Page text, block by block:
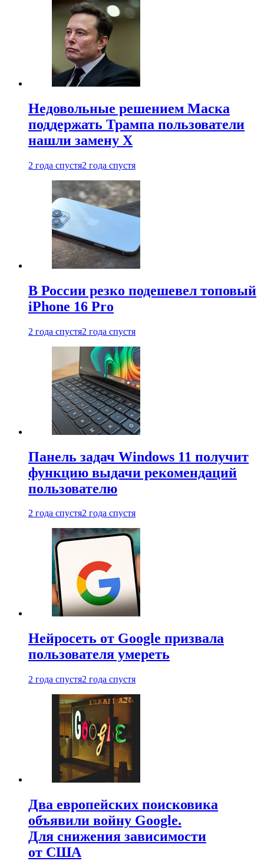
Недовольные решением Маска
поддержать Трампа пользователи
нашли замену X
2 года спустя2 года спустя
В России резко подешевел топовый
iPhone 16 Pro
2 года спустя2 года спустя
Панель задач Windows 11 получит
функцию выдачи рекомендаций
пользователю
2 года спустя2 года спустя
Нейросеть от Google призвала
пользователя умереть
2 года спустя2 года спустя
Два европейских поисковика
объявили войну Google.
Для снижения зависимости
от США